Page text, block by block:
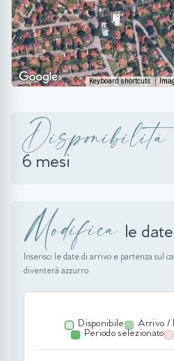
Keyboard shortcuts
Disponibilità
6 mesi
Modifica le
Inserisci le date di arrivo e partenza sul
diventerà azzurro
Disponibile
Arrivo /
Periodo selezionato